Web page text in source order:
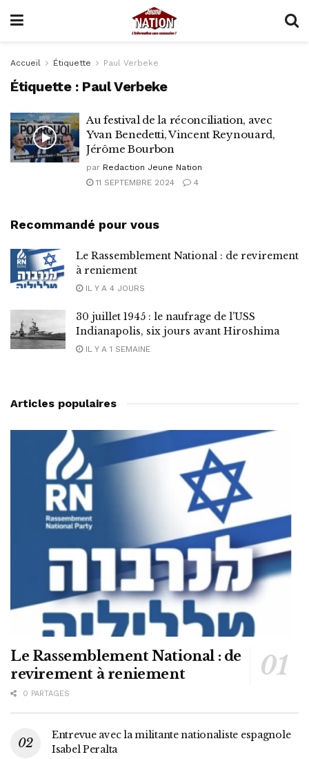
Accueil Étiquette Paul Verbeke
Étiquette : Paul Verbeke
Au festival de la réconciliation, avec
Yvan Benedetti, Vincent Reynouard,
Jérôme Bourbon
par Redaction Jeune Nation
11 SEPTEMBRE 2024
4
Recommandé pour vous
Le Rassemblement National : de revirement
à reniement
IL Y A 4 JOURS
30 juillet 1945 : le naufrage de l’USS
Indianapolis, six jours avant Hiroshima
IL Y A 1 SEMAINE
Articles populaires
Le Rassemblement National : de
revirement à reniement
0 PARTAGES
Entrevue avec la militante nationaliste espagnole
Isabel Peralta